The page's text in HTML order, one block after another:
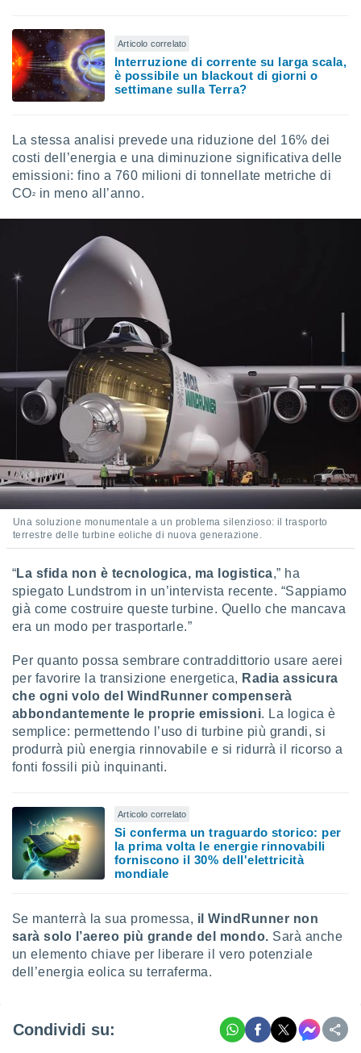
Articolo correlato
Interruzione di corrente su larga scala,
è possibile un blackout di giorni o
settimane sulla Terra?
La stessa analisi prevede una riduzione del 16% dei
costi dell’energia e una diminuzione significativa delle
emissioni: fino a 760 milioni di tonnellate metriche di
CO² in meno all’anno.
Una soluzione monumentale a un problema silenzioso: il trasporto
terrestre delle turbine eoliche di nuova generazione.
“La sfida non è tecnologica, ma logistica,” ha
spiegato Lundstrom in un’intervista recente. “Sappiamo
già come costruire queste turbine. Quello che mancava
era un modo per trasportarle.”
Per quanto possa sembrare contraddittorio usare aerei
per favorire la transizione energetica, Radia assicura
che ogni volo del WindRunner compenserà
abbondantemente le proprie emissioni. La logica è
semplice: permettendo l’uso di turbine più grandi, si
produrrà più energia rinnovabile e si ridurrà il ricorso a
fonti fossili più inquinanti.
Articolo correlato
Si conferma un traguardo storico: per
la prima volta le energie rinnovabili
forniscono il 30% dell'elettricità
mondiale
Se manterrà la sua promessa, il WindRunner non
sarà solo l’aereo più grande del mondo. Sarà anche
un elemento chiave per liberare il vero potenziale
dell’energia eolica su terraferma.
Condividi su: